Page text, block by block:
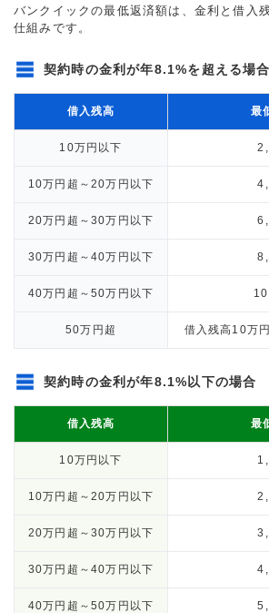
バンクイックの最低返済額は、金利と借入
仕組みです。
契約時の金利が年8.1%を超える場合
借入残高 最
10万円以下
10万円超～20万円以下
20万円超～30万円以下
30万円超～40万円以下
40万円超～50万円以下
50万円超 借入残高10万
契約時の金利が年8.1%以下の場合
借入残高 最
10万円以下
10万円超～20万円以下
20万円超～30万円以下
30万円超～40万円以下
40万円超～50万円以下